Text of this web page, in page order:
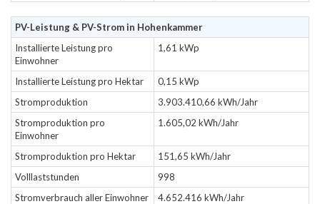
PV-Leistung & PV-Strom in Hohenkammer
Installierte Leistung pro
Einwohner
1,61 kWp
Installierte Leistung pro Hektar
0,15 kWp
Stromproduktion
3.903.410,66 kWh/Jahr
Stromproduktion pro
Einwohner
1.605,02 kWh/Jahr
Stromproduktion pro Hektar
151,65 kWh/Jahr
Volllaststunden
998
Stromverbrauch aller Einwohner
4.652.416 kWh/Jahr